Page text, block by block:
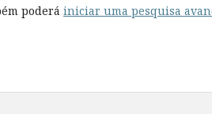
poderá iniciar uma pesquisa